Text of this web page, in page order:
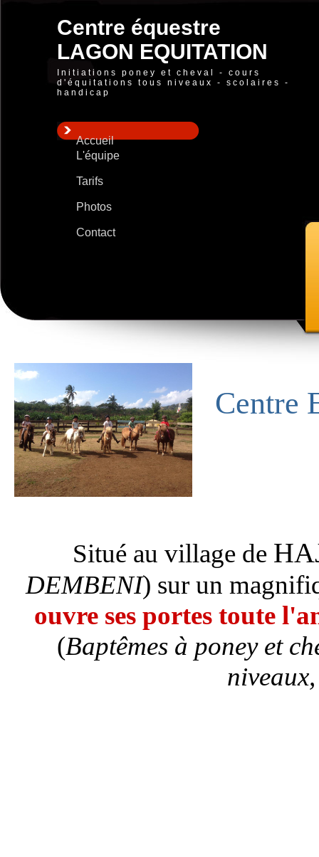
Centre équestre
LAGON EQUITATION
Initiations poney et cheval - cours
d'équitations tous niveaux - scolaires -
handicap
Accueil
L'équipe
Tarifs
Photos
Contact
Centre
Situé au village de
DEMBENI) sur un
ouvre ses portes toute
(Baptêmes à poney et